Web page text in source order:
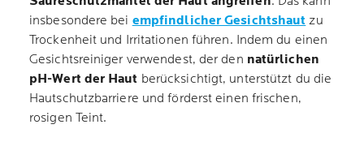
insbesondere bei empfindlicher Gesichtshaut zu
Trockenheit und Irritationen führen. Indem du einen
Gesichtsreiniger verwendest, der den natürlichen
pH-Wert der Haut berücksichtigt, unterstützt du die
Hautschutzbarriere und förderst einen frischen,
rosigen Teint.